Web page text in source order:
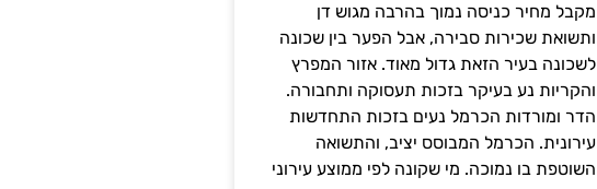
מקבל מחיר כניסה נמוך בהרבה מגוש דן
ותשואת שכירות סבירה, אבל הפער בין שכונה
לשכונה בעיר הזאת גדול מאוד. אזור המפרץ
והקריות נע בעיקר בזכות תעסוקה ותחבורה.
הדר ומורדות הכרמל נעים בזכות התחדשות
עירונית. הכרמל המבוסס יציב, והתשואה
השוטפת בו נמוכה. מי שקונה לפי ממוצע עירוני